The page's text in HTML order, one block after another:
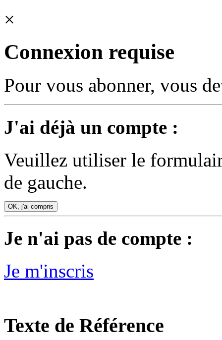
×
Connexion requise
Pour vous abonner, vous
J'ai déjà un compte :
Veuillez utiliser le
de gauche.
OK, j'ai compris
Je n'ai pas de compte :
Je m'inscris
Texte de Référence